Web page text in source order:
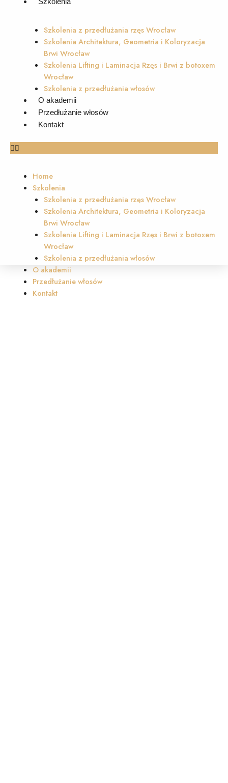
Szkolenia z przedłużania rzęs Wrocław
Szkolenia Architektura, Geometria i Koloryzacja
Brwi Wrocław
Szkolenia Lifting i Laminacja Rzęs i Brwi z botoxem
Wrocław
Szkolenia z przedłużania włosów
O akademii
Przedłużanie włosów
Kontakt
Home
Szkolenia
Szkolenia z przedłużania rzęs Wrocław
Szkolenia Architektura, Geometria i Koloryzacja
Brwi Wrocław
Szkolenia Lifting i Laminacja Rzęs i Brwi z botoxem
Wrocław
Szkolenia z przedłużania włosów
O akademii
Przedłużanie włosów
Kontakt